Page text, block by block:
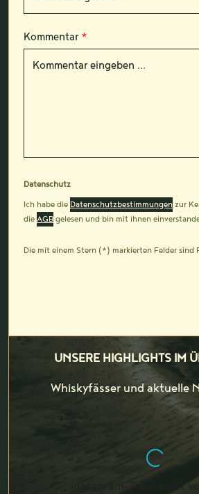
Kommentar *
Datenschutz
Ich habe die Datenschutzbestimmungen zur
die AGB gelesen und bin mit ihnen
Die mit einem Stern (*) markierten Felder sind
UNSERE HIGHLIGHTS IM
Whiskyfässer und aktuelle
Instagram-Feed nicht